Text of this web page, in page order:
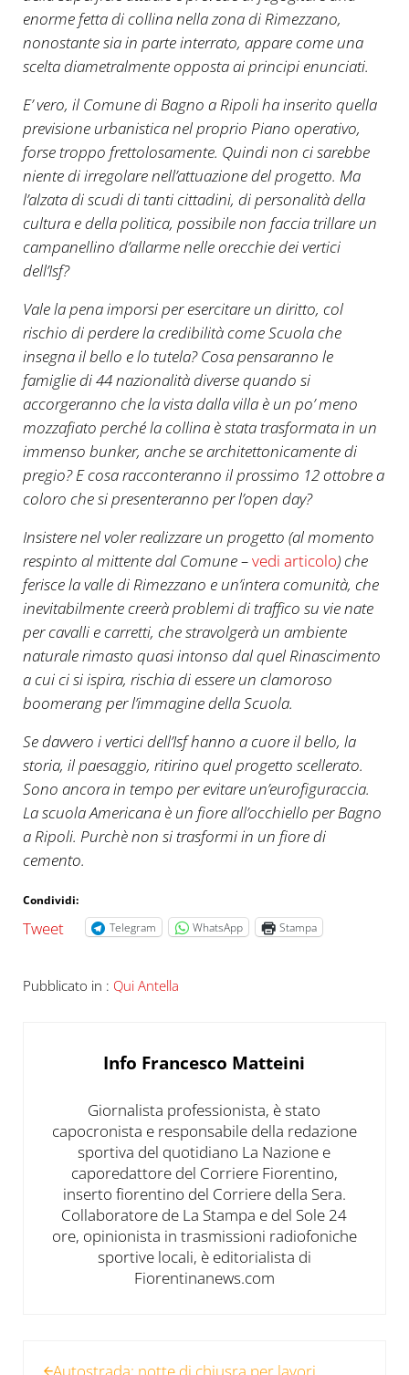
enorme fetta di collina nella zona di Rimezzano,
nonostante sia in parte interrato, appare come una
scelta diametralmente opposta ai principi enunciati.
E’ vero, il Comune di Bagno a Ripoli ha inserito quella
previsione urbanistica nel proprio Piano operativo,
forse troppo frettolosamente. Quindi non ci sarebbe
niente di irregolare nell’attuazione del progetto. Ma
l’alzata di scudi di tanti cittadini, di personalità della
cultura e della politica, possibile non faccia trillare un
campanellino d’allarme nelle orecchie dei vertici
dell’Isf?
Vale la pena imporsi per esercitare un diritto, col
rischio di perdere la credibilità come Scuola che
insegna il bello e lo tutela? Cosa pensaranno le
famiglie di 44 nazionalità diverse quando si
accorgeranno che la vista dalla villa è un po’ meno
mozzafiato perché la collina è stata trasformata in un
immenso bunker, anche se architettonicamente di
pregio? E cosa racconteranno il prossimo 12 ottobre a
coloro che si presenteranno per l’open day?
Insistere nel voler realizzare un progetto (al momento
respinto al mittente dal Comune –vedi articolo) che
ferisce la valle di Rimezzano e un’intera comunità, che
inevitabilmente creerà problemi di traffico su vie nate
per cavalli e carretti, che stravolgerà un ambiente
naturale rimasto quasi intonso dal quel Rinascimento
a cui ci si ispira, rischia di essere un clamoroso
boomerangper l’immagine della Scuola.
Se davvero i vertici dell’Isf hanno a cuore il bello, la
storia, il paesaggio, ritirino quel progetto scellerato.
Sono ancora in tempo per evitare un’eurofiguraccia.
La scuola Americana è un fiore all’occhiello per Bagno
a Ripoli. Purchè non si trasformi in un fiore di
cemento.
Condividi:
Tweet Telegram WhatsApp Stampa
Pubblicato in : Qui Antella
Info Francesco Matteini
Giornalista professionista, è stato
capocronista e responsabile della redazione
sportiva del quotidiano La Nazione e
caporedattore del Corriere Fiorentino,
inserto fiorentino del Corriere della Sera.
Collaboratore de La Stampa e del Sole 24
ore, opinionista in trasmissioni radiofoniche
sportive locali, è editorialista di
Fiorentinanews.com
Autostrada: notte di chiusra per lavori